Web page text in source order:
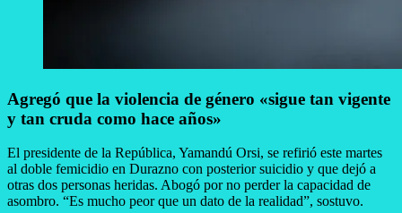
Agregó que la violencia de género «sigue tan vigente
y tan cruda como hace años»
El presidente de la República, Yamandú Orsi, se refirió este martes
al doble femicidio en Durazno con posterior suicidio y que dejó a
otras dos personas heridas. Abogó por no perder la capacidad de
asombro. “Es mucho peor que un dato de la realidad”, sostuvo.